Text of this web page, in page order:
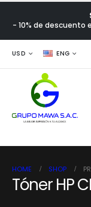
- 10% de descuento
USD ENG
HOME SHOP
Tóner HP